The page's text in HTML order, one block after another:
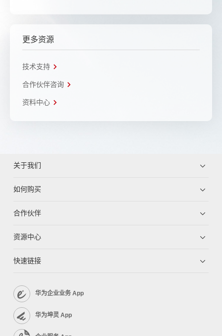
更多资源
技术支持
合作伙伴咨询
资料中心
关于我们
如何购买
合作伙伴
资源中心
快速链接
华为企业业务 App
华为坤灵 App